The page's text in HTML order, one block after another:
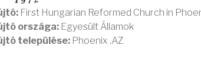
First Hungarian Reformed Church in
országa: Egyesült Államok
települése: Phoenix ,AZ